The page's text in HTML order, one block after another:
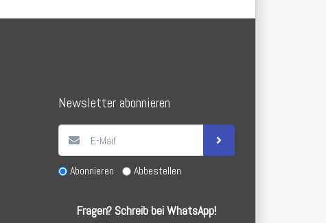
Newsletter abonnieren
Abonnieren Abbestellen
Fragen? Schreib bei WhatsApp!